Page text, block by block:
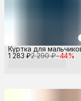
1 283 ₽2 290 ₽−44%
Куртка для